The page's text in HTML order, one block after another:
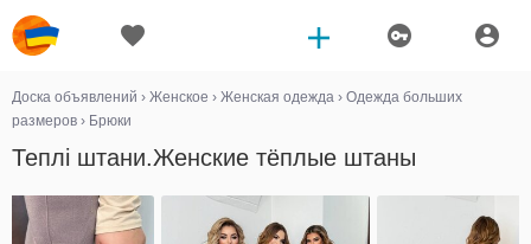
Доска объявлений › Женское › Женская одежда › Одежда больших
размеров › Брюки
Теплі штани.Женские тёплые штаны